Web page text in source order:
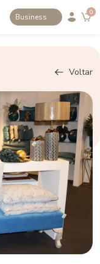
Business
0
Voltar